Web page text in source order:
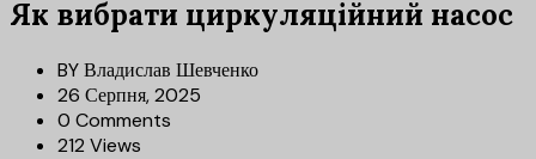
Як вибрати циркуляційний насос
BYВладислав Шевченко
26 Серпня, 2025
0 Comments
212 Views